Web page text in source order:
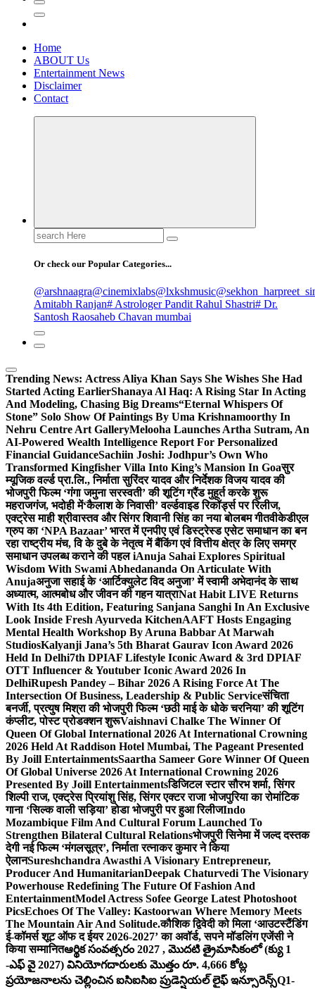
Home
ABOUT Us
Entertainment News
Disclaimer
Contact
Search
for:
Or check our Popular Categories...
@arshnaagra@cinemixlabs@lxkshmusic
Amitabh Ranjan# Astrologer Pandit Rahul Shastri# Dr.
Santosh Raosaheb Chavan mumbai
Trending News: Actress Aliya Khan Says She Wishes She Had
Started Acting EarlierShanaya Al Haq: A Rising Star In Acting
And Modeling, Chasing Big Dreams“Eternal Whispers Of
Stone” Solo Show Of Paintings By Uma Krishnamoorthy In
Nehru Centre Art GalleryMelooha Launches Artha Sutram, An
AI-Powered Wealth Intelligence Report For Personalized
Financial GuidanceSachiin Joshi: Jodhpur’s Own Who
Transformed Kingfisher Villa Into King’s Mansion In Goaसुर
म्यूजिक वर्ल्ड प्रा.लि., निर्माता सुरिंदर यादव और निर्देशक विजय यादव की
भोजपुरी फिल्म ‘गंगा जमुना सरस्वती’ की शूटिंग ग्रैंड मुहूर्त करके शुरू
महराजगंज, भदोही में‘कैलाश के निवासी’ वर्ल्डवाइड रिकॉर्ड्स पर रिलीज,
एक्ट्रेस माही श्रीवास्तव और सिंगर शिवानी सिंह का नया बोलबम गीतवीकेडीएल
ग्रुप का ‘NPA Bazaar’ भारत में एनपीए एवं डिस्ट्रेस्ड एसेट समाधान का बन
रहा राष्ट्रीय मंच, वि के दुबे के नेतृत्व में बैंकिंग एवं वित्तीय क्षेत्र के लिए समग्र
समाधान उपलब्ध कराने की पहल iAnuja Sahai Explores Spiritual
Wisdom With Swami Abhedananda On Articulate With
Anujaअनुजा सहाई के ‘आर्टिक्युलेट विद अनुजा’ में स्वामी अभेदानंद के साथ
अध्यात्म, आत्मबोध और जीवन की गहन यात्राNat Habit LIVE Returns
With Its 4th Edition, Featuring Sanjana Sanghi In An Exclusive
Look Inside Fresh Ayurveda KitchenAAFT Hosts Engaging
Mental Health Workshop By Aruna Babbar At Marwah
StudiosKalyanji Jana’s 5th Bharat Gaurav Icon Award 2026
Held In Delhi7th DPIAF Lifestyle Iconic Award & 3rd DPIAF
OTT Influencer & Youtuber Iconic Award 2026 In
DelhiRupesh Pandey – Bihar 2026 A Rising Force At The
Intersection Of Business, Leadership & Public Serviceसंचिता
बनर्जी, प्रत्युष मिश्रा की भोजपुरी फिल्म ‘छठी माई के धोके चरनिया’ की शूटिंग
कंप्लीट, पोस्ट प्रोडक्शन शुरूVaishnavi Chalke The Winner Of
Queen Of Global International 2026 At International Crowning
2026 Held At Raddison Hotel Mumbai, The Pageant Presented
By Joill EntertainmentsSaartha Sameer Gore Winner Of Queen
Of Global Universe 2026 At International Crowning 2026
Presented By Joill Entertainmentsडिजिटल स्टार सौरभ शर्मा, सिंगर
शिल्पी राज, एक्ट्रेस प्रियांशु सिंह, सिंगर एक्टर राजा भोजपुरिया का रोमांटिक
गाना ‘सिल्क वाली सड़िया’ होडा भोजपुरी पर हुआ रिलीजIndo
Mozambique Film And Cultural Forum Launched To
Strengthen Bilateral Cultural Relationsभोजपुरी सिनेमा में जल्द दस्तक
देगी नई फिल्म ‘मंगलसूत्र’, निर्माता रत्नाकर कुमार ने किया
ऐलानSureshchandra Awasthi A Visionary Entrepreneur,
Producer And HumanitarianDeepak Chaturvedi The Visionary
Powerhouse Redefining The Future Of Fashion And
EntertainmentModel Actress Sofee George Latest Photoshoot
PicsEchoes Of The Valley: Kastoorwan Where Memory Meets
The Mountain Air And Solitude.कौशिक द्विवेदी को मिला ‘आउटस्टैंडिंग
ई-कॉमर्स शूट ऑफ द ईयर 2026-2027’ का अवॉर्ड, सपने मॉडलिंग एजेंसी ने
किया सम्मानितఆర్థిక సంవత్సరం 2027 , మొదటి త్రైమాసికంలో (క్యు 1
-ఎఫ్ వై 2027) వినియోగదారులకు మొత్తం రూ. 4,666 కోట్ల
ప్రయోజనాలను చెల్లించిన ఐసిఐసిఐ ప్రుడెన్షియల్ లైఫ్ ఇన్సూరెన్స్Q1-